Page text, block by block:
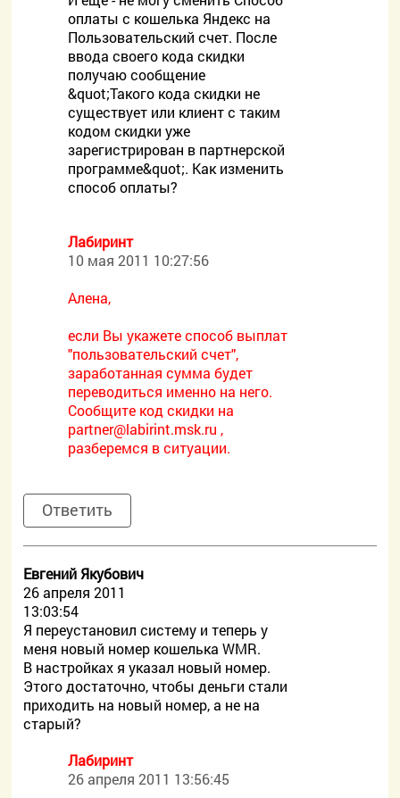
оплаты с кошелька Яндекс на
Пользовательский счет. После
ввода своего кода скидки
получаю сообщение
&quot;Такого кода скидки не
существует или клиент с таким
кодом скидки уже
зарегистрирован в партнерской
программе&quot;. Как изменить
способ оплаты?
Лабиринт
10 мая 2011 10:27:56
Алена,
если Вы укажете способ выплат
"пользовательский счет",
заработанная сумма будет
переводиться именно на него.
Сообщите код скидки на
partner@labirint.msk.ru ,
разберемся в ситуации.
Ответить
Евгений Якубович
26 апреля 2011
13:03:54
Я переустановил систему и теперь у
меня новый номер кошелька WMR.
В настройках я указал новый номер.
Этого достаточно, чтобы деньги стали
приходить на новый номер, а не на
старый?
Лабиринт
26 апреля 2011 13:56:45